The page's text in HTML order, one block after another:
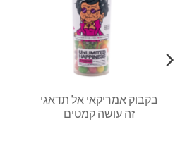
בקבוק אמריקאי אל תדאגי
זה עושה קמטים